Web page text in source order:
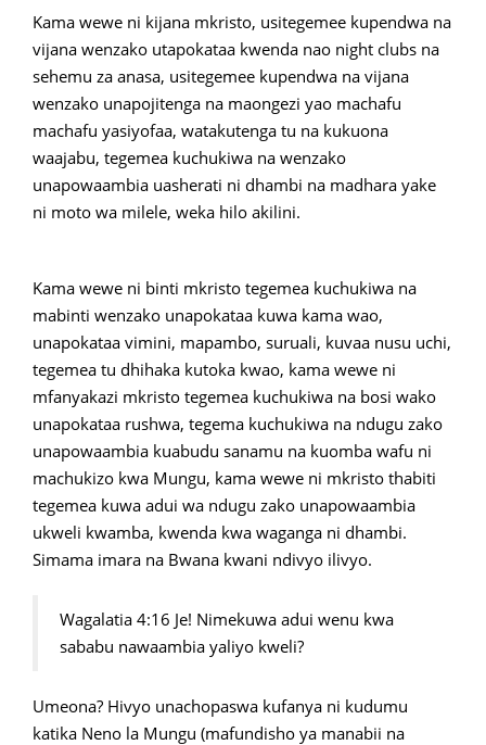
Kama wewe ni kijana mkristo, usitegemee kupendwa na
vijana wenzako utapokataa kwenda nao night clubs na
sehemu za anasa, usitegemee kupendwa na vijana
wenzako unapojitenga na maongezi yao machafu
machafu yasiyofaa, watakutenga tu na kukuona
waajabu, tegemea kuchukiwa na wenzako
unapowaambia uasherati ni dhambi na madhara yake
ni moto wa milele, weka hilo akilini.
Kama wewe ni binti mkristo tegemea kuchukiwa na
mabinti wenzako unapokataa kuwa kama wao,
unapokataa vimini, mapambo, suruali, kuvaa nusu uchi,
tegemea tu dhihaka kutoka kwao, kama wewe ni
mfanyakazi mkristo tegemea kuchukiwa na bosi wako
unapokataa rushwa, tegema kuchukiwa na ndugu zako
unapowaambia kuabudu sanamu na kuomba wafu ni
machukizo kwa Mungu, kama wewe ni mkristo thabiti
tegemea kuwa adui wa ndugu zako unapowaambia
ukweli kwamba, kwenda kwa waganga ni dhambi.
Simama imara na Bwana kwani ndivyo ilivyo.
Wagalatia 4:16 Je! Nimekuwa adui wenu kwa
sababu nawaambia yaliyo kweli?
Umeona? Hivyo unachopaswa kufanya ni kudumu
katika Neno la Mungu (mafundisho ya manabii na